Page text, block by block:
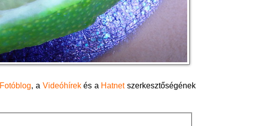
Fotóblog, a Videóhírekés a Hatnetszerkesztőségének